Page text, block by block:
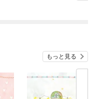
もっと見る